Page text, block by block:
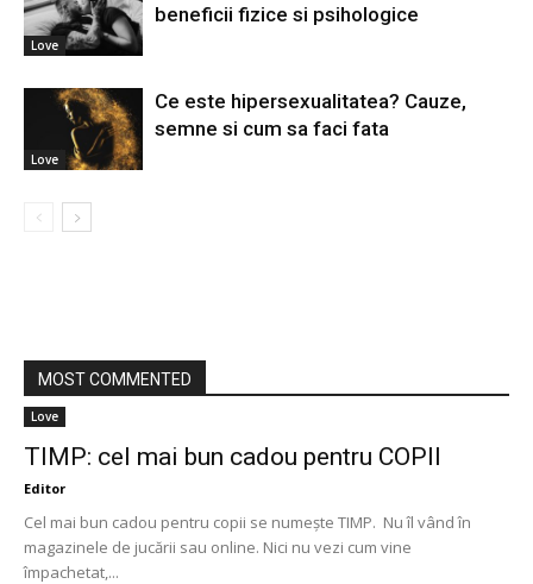
Love
beneficii fizice si psihologice
Love
Ce este hipersexualitatea? Cauze,
semne si cum sa faci fata
MOST COMMENTED
Love
TIMP: cel mai bun cadou pentru COPII
Editor
Cel mai bun cadou pentru copii se numește TIMP. Nu îl vând în
magazinele de jucării sau online. Nici nu vezi cum vine
împachetat,...